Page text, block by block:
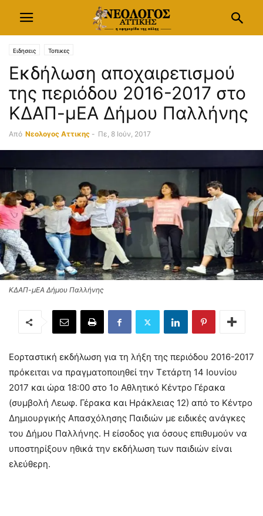
Ειδησεις Τοπικες
Εκδήλωση αποχαιρετισμού
της περιόδου 2016-2017 στο
ΚΔΑΠ-μΕΑ Δήμου Παλλήνης
Από Νεολογος Αττικης - Πε, 8 Ιούν, 2017
ΚΔΑΠ-μΕΑ Δήμου Παλλήνης
Εορταστική εκδήλωση για τη λήξη της περιόδου 2016-2017
πρόκειται να πραγματοποιηθεί την Τετάρτη 14 Ιουνίου
2017 και ώρα 18:00 στο 1ο Αθλητικό Κέντρο Γέρακα
(συμβολή Λεωφ. Γέρακα και Ηράκλειας 12) από το Κέντρο
Δημιουργικής Απασχόλησης Παιδιών με ειδικές ανάγκες
του Δήμου Παλλήνης. Η είσοδος για όσους επιθυμούν να
υποστηρίξουν ηθικά την εκδήλωση των παιδιών είναι
ελεύθερη.